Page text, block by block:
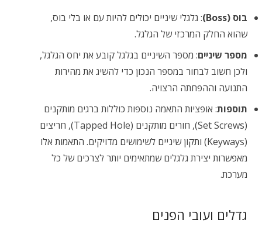
בוס (Boss)
: גלגלי שיניים יכולים להיות עם או בלי בוס,
שהוא החלק המרכזי של הגלגל.
מספר שיניים: מספר השיניים בגלגל קובע את יחס הגלגל,
ולכן חשוב לבחור במספר הנכון כדי להשיג את מהירות
התנועה וההפחתה הרצויה.
תוספות: אופציות התאמה נוספות כוללות ברגים מותקנים
(Set Screws), חורים מותקנים (Tapped Hole), חריצים
(Keyways) ותקון שיניים לשימושים מדויקים. התאמות אלו
מאפשרות יצירת גלגלים שמתאימים יותר לצרכים של כל
מערכת.
גדלים ועובי הפנים